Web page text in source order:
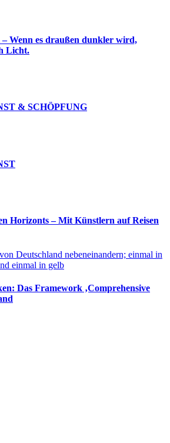
Wenn es draußen dunkler wird,
Licht.
& SCHÖPFUNG
Horizonts – Mit Künstlern auf Reisen
Das Framework ‚Comprehensive